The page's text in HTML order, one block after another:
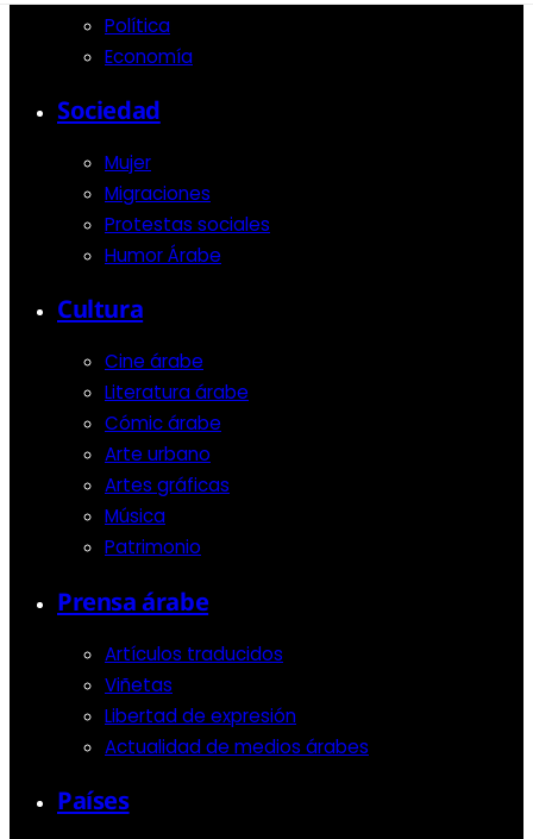
Política
Economía
Sociedad
Mujer
Migraciones
Protestas sociales
Humor Árabe
Cultura
Cine árabe
Literatura árabe
Cómic árabe
Arte urbano
Artes gráficas
Música
Patrimonio
Prensa árabe
Artículos traducidos
Viñetas
Libertad de expresión
Actualidad de medios árabes
Países